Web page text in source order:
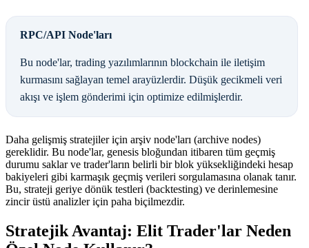
RPC/API Node'ları
Bu node'lar, trading yazılımlarının blockchain ile iletişim
kurmasını sağlayan temel arayüzlerdir. Düşük gecikmeli veri
akışı ve işlem gönderimi için optimize edilmişlerdir.
Daha gelişmiş stratejiler için arşiv node'ları (archive nodes)
gereklidir. Bu node'lar, genesis bloğundan itibaren tüm geçmiş
durumu saklar ve trader'ların belirli bir blok yüksekliğindeki hesap
bakiyeleri gibi karmaşık geçmiş verileri sorgulamasına olanak tanır.
Bu, strateji geriye dönük testleri (backtesting) ve derinlemesine
zincir üstü analizler için paha biçilmezdir.
Stratejik Avantaj: Elit Trader'lar Neden